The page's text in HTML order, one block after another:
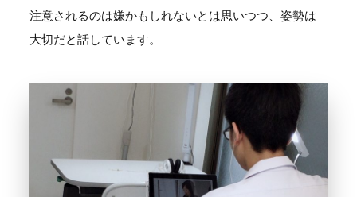
注意されるのは嫌かもしれないとは思いつつ、姿勢は
大切だと話しています。